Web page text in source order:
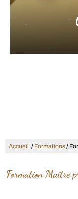
Accueil /Formations/
Formation Maître